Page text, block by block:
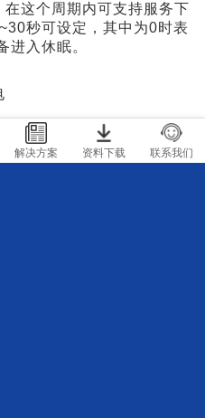
在这个周期内可支持服务下
秒可设定，其中为0时表
进入休眠。
从服务器上看到
板,进行充电.
解决方案 资料下载 联系我们